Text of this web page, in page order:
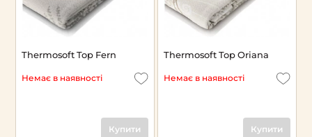
Thermosoft Top Fern
Немає в наявності
Купити
Thermosoft Top Oriana
Немає в наявності
Купити